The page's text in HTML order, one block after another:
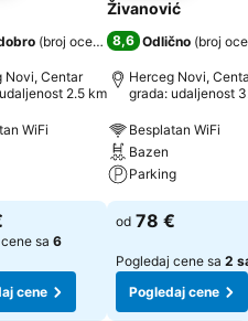
(broj ocena: 1.716)
Novi, Centar
2.5 km
WiFi
sa 6
cene
Živanović
8,6 Odlično (broj
Herceg Novi,
grada: udaljenost
Besplatan WiFi
Bazen
Parking
od 78 €
Pogledaj cene sa 2
Pogledaj cene